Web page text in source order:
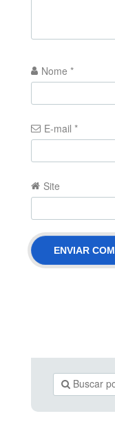
Nome *
E-mail *
Site